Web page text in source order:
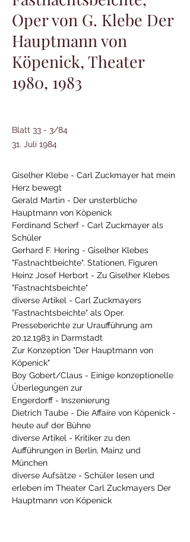
Oper von G. Klebe Der
Hauptmann von
Köpenick, Theater
1980, 1983
Blatt 33 - 3/84
31. Juli 1984
Previous Next
Giselher Klebe - Carl Zuckmayer hat mein
Herz bewegt
Gerald Martin - Der unsterbliche
Hauptmann von Köpenick
Ferdinand Scherf - Carl Zuckmayer als
Schüler
Gerhard F. Hering - Giselher Klebes
"Fastnachtbeichte". Stationen, Figuren
Heinz Josef Herbort - Zu Giselher Klebes
"Fastnachtsbeichte"
diverse Artikel - Carl Zuckmayers
"Fastnachtsbeichte" als Oper.
Presseberichte zur Uraufführung am
20.12.1983 in Darmstadt
Zur Konzeption "Der Hauptmann von
Köpenick"
Boy Gobert/Claus - Einige konzeptionelle
Überlegungen zur
Engerdorff - Inszenierung
Dietrich Taube - Die Affaire von Köpenick -
heute auf der Bühne
diverse Artikel - Kritiker zu den
Aufführungen in Berlin, Mainz und
München
diverse Aufsätze - Schüler lesen und
erleben im Theater Carl Zuckmayers Der
Hauptmann von Köpenick